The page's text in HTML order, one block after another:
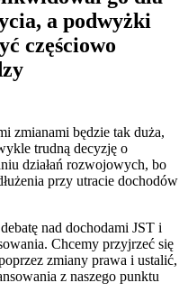
a podwyżki
częściowo
zmianami będzie tak duża,
trudną decyzję o
działań rozwojowych, bo
przy utracie dochodów
nad dochodami JST i
Chcemy przyjrzeć się
zmiany prawa i ustalić,
z naszego punktu